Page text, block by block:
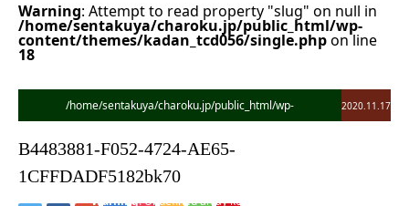
Warning: Attempt to read property "slug" on null in
/home/sentakuya/charoku.jp/public_html/wp-
content/themes/kadan_tcd056/single.phpon line
18
/home/sentakuya/charoku.jp/public_html/wp-
">
Warning: Undefined array key 0 in
2020.11.17
B4483881-F052-4724-AE65-
1CFFDADF5182bk70